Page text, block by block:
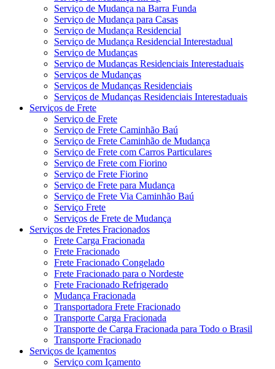
Serviço de Mudança na Barra Funda
Serviço de Mudança para Casas
Serviço de Mudança Residencial
Serviço de Mudança Residencial Interestadual
Serviço de Mudanças
Serviço de Mudanças Residenciais Interestaduais
Serviços de Mudanças
Serviços de Mudanças Residenciais
Serviços de Mudanças Residenciais Interestaduais
Serviços de Frete
Serviço de Frete
Serviço de Frete Caminhão Baú
Serviço de Frete Caminhão de Mudança
Serviço de Frete com Carros Particulares
Serviço de Frete com Fiorino
Serviço de Frete Fiorino
Serviço de Frete para Mudança
Serviço de Frete Via Caminhão Baú
Serviço Frete
Serviços de Frete de Mudança
Serviços de Fretes Fracionados
Frete Carga Fracionada
Frete Fracionado
Frete Fracionado Congelado
Frete Fracionado para o Nordeste
Frete Fracionado Refrigerado
Mudança Fracionada
Transportadora Frete Fracionado
Transporte Carga Fracionada
Transporte de Carga Fracionada para Todo o Brasil
Transporte Fracionado
Serviços de Içamentos
Serviço com Içamento